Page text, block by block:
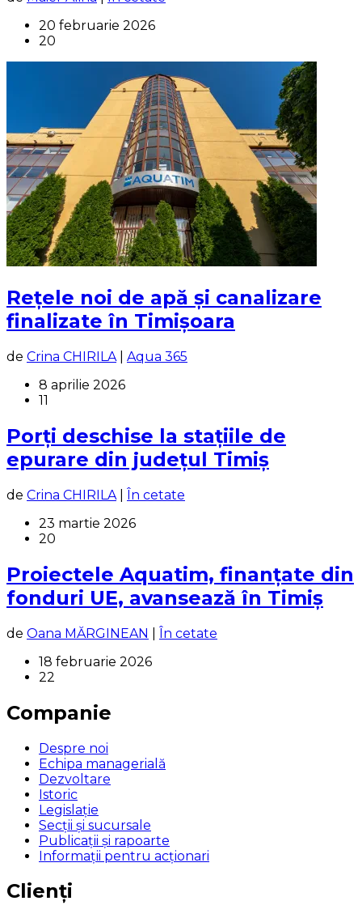
20 februarie 2026
20
Rețele noi de apă și canalizare
finalizate în Timișoara
de Crina CHIRILA| Aqua 365
8 aprilie 2026
11
Porți deschise la stațiile de
epurare din județul Timiș
de Crina CHIRILA| În cetate
23 martie 2026
20
Proiectele Aquatim, finanțate din
fonduri UE, avansează în Timiș
de Oana MĂRGINEAN
În cetate
18 februarie 2026
22
Companie
Despre noi
Echipa managerială
Dezvoltare
Istoric
Legislaţie
Secţii şi sucursale
Publicații și rapoarte
Informații pentru acționari
Clienți